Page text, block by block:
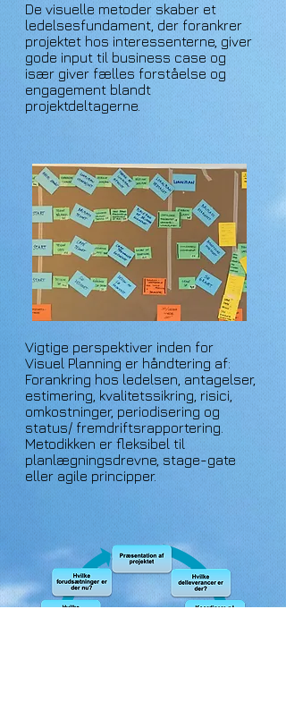
De visuelle metoder skaber et
ledelsesfundament, der forankrer
projektet hos interessenterne, giver
gode input til business case og
især giver fælles forståelse og
engagement blandt
projektdeltagerne.
Vigtige perspektiver inden for
Visuel Planning er håndtering af:
Forankring hos ledelsen, antagelser,
estimering, kvalitetssikring, risici,
omkostninger, periodisering og
status/ fremdriftsrapportering.
Metodikken er fleksibel til
planlægningsdrevne, stage-gate
eller agile principper.